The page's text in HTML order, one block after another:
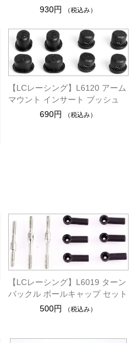
930円
（税込み）
【LCレーシング】L6120 アーム
マウント インサート ブッシュ
690円
（税込み）
【LCレーシング】L6019 ターン
バックル ボールキャップ セット
500円
（税込み）